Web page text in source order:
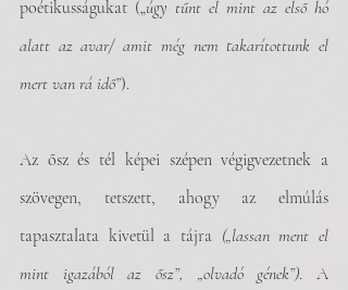
poétikusságukat („úgy tűnt el mint az első hó
alatt az avar/ amit még nem takarítottunk el
mert van rá idő”).
Az ősz és tél képei szépen végigvezetnek a
szövegen, tetszett, ahogy az elmúlás
tapasztalata kivetül a tájra („lassan ment el
mint igazából az ősz”, „olvadó gének”). A